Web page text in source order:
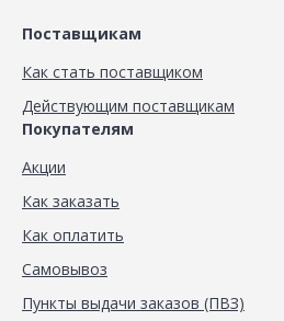
Поставщикам
Как стать поставщиком
Действующим поставщикам
Покупателям
Акции
Как заказать
Как оплатить
Самовывоз
Пункты выдачи заказов (ПВЗ)